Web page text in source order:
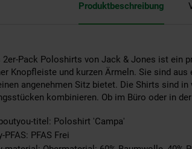
Produktbeschreibung
2er-Pack Poloshirts von Jack & Jones ist ein
Knopfleiste und kurzen Ärmeln. Sie sind
angenehmen Sitz bietet. Die Shirts sind
kombinieren. Ob im Büro oder in
titel: Poloshirt 'Campa'
PFAS: PFAS Frei